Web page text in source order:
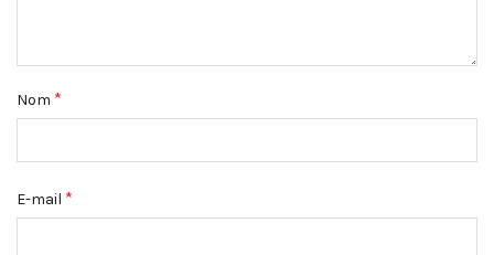
Nom *
E-mail *